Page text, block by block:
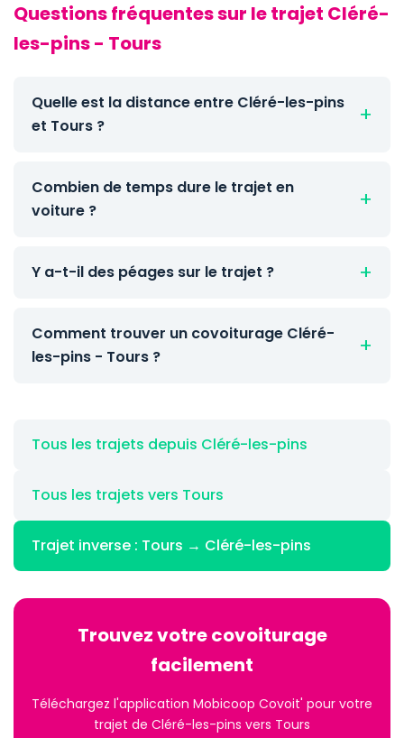
Questions fréquentes sur le trajet Cléré-
les-pins - Tours
Quelle est la distance entre Cléré-les-pins
et Tours ?
Combien de temps dure le trajet en
voiture ?
Y a-t-il des péages sur le trajet ?
Comment trouver un covoiturage Cléré-
les-pins - Tours ?
Tous les trajets depuis Cléré-les-pins
Tous les trajets vers Tours
Trajet inverse : Tours → Cléré-les-pins
Trouvez votre covoiturage
facilement
Téléchargez l'application Mobicoop Covoit' pour votre
trajet de Cléré-les-pins vers Tours